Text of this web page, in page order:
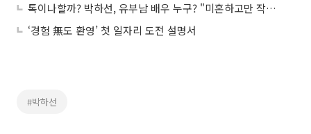
톡이나할까? 박하선, 유부남 배우 누구? "미혼하고만 작품하겠다고"
‘경험 無도 환영’ 첫 일자리 도전 설명서
#박하선